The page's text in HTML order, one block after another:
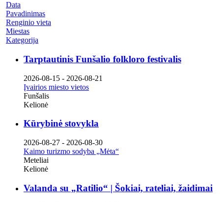
Data
Pavadinimas
Renginio vieta
Miestas
Kategorija
Tarptautinis Funšalio folkloro festivalis
2026-08-15 - 2026-08-21
Įvairios miesto vietos
Funšalis
Kelionė
Kūrybinė stovykla
2026-08-27 - 2026-08-30
Kaimo turizmo sodyba „Mėta“
Meteliai
Kelionė
Valanda su „Ratilio“ | Šokiai, rateliai, žaidimai